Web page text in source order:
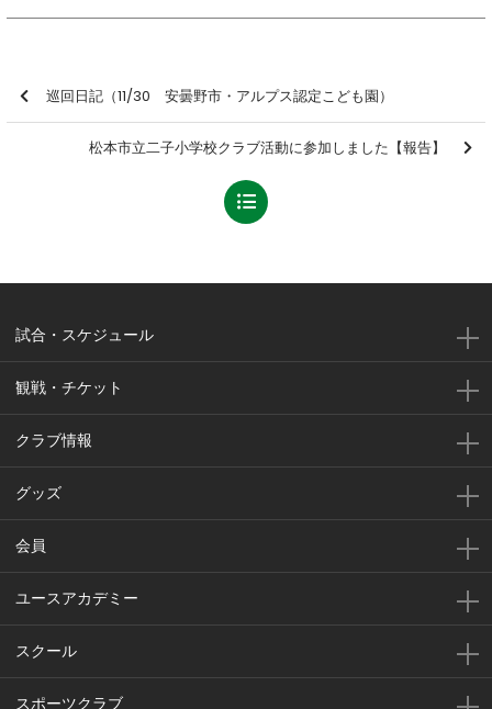
巡回日記（11/30 安曇野市・アルプス認定こども園）
松本市立二子小学校クラブ活動に参加しました【報告】
試合・スケジュール
観戦・チケット
クラブ情報
グッズ
会員
ユースアカデミー
スクール
スポーツクラブ